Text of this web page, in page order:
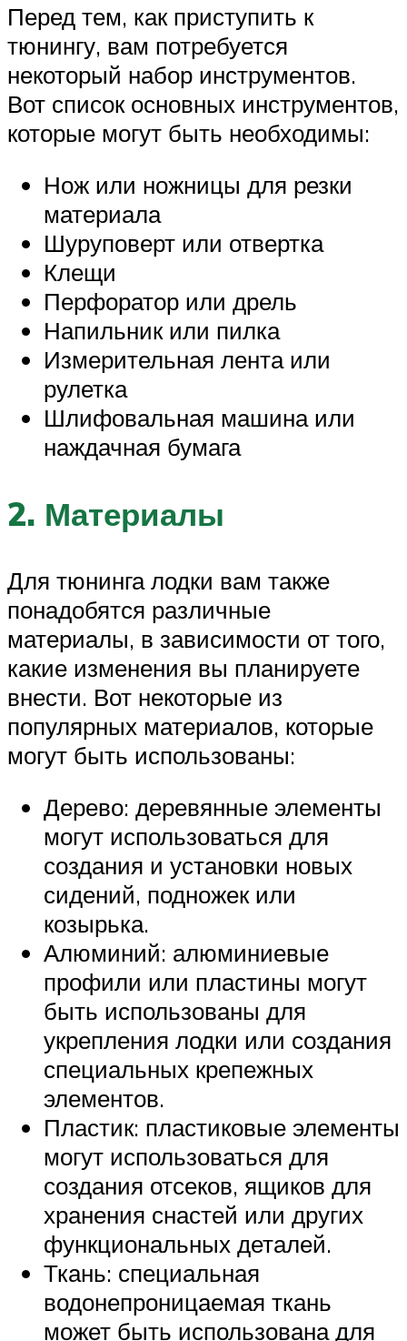
Перед тем, как приступить к
тюнингу, вам потребуется
некоторый набор инструментов.
Вот список основных инструментов,
которые могут быть необходимы:
Нож или ножницы для резки
материала
Шуруповерт или отвертка
Клещи
Перфоратор или дрель
Напильник или пилка
Измерительная лента или
рулетка
Шлифовальная машина или
наждачная бумага
2. Материалы
Для тюнинга лодки вам также
понадобятся различные
материалы, в зависимости от того,
какие изменения вы планируете
внести. Вот некоторые из
популярных материалов, которые
могут быть использованы:
Дерево: деревянные элементы
могут использоваться для
создания и установки новых
сидений, подножек или
козырька.
Алюминий: алюминиевые
профили или пластины могут
быть использованы для
укрепления лодки или создания
специальных крепежных
элементов.
Пластик: пластиковые элементы
могут использоваться для
создания отсеков, ящиков для
хранения снастей или других
функциональных деталей.
Ткань: специальная
водонепроницаемая ткань
может быть использована для